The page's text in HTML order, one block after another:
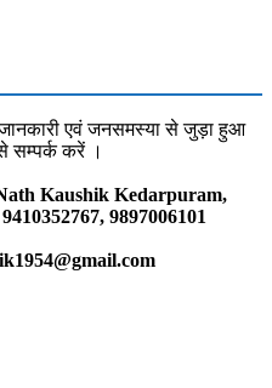
एवं जनसमस्या से जुड़ा हुआ
सम्पर्क करें ।
Kaushik Kedarpuram,
9897006101